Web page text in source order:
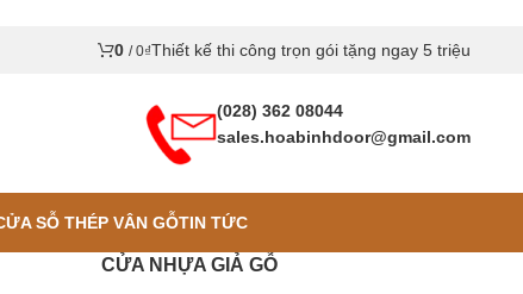
0 / 0₫Thiết kế thi công trọn gói tặng ngay 5 triệu
(028) 362 08044
sales.hoabinhdoor@gmail.com
SỖ THÉP VÂN GỖTIN TỨC
CỬA NHỰA GIẢ GỖ